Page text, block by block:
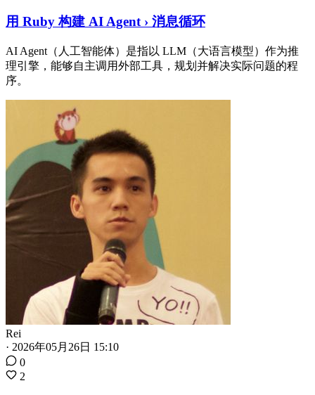
用 Ruby 构建 AI Agent › 消息循环
AI Agent（人工智能体）是指以 LLM（大语言模型）作为推
理引擎，能够自主调用外部工具，规划并解决实际问题的程
序。
Rei
· 2026年05月26日 15:10
0
2